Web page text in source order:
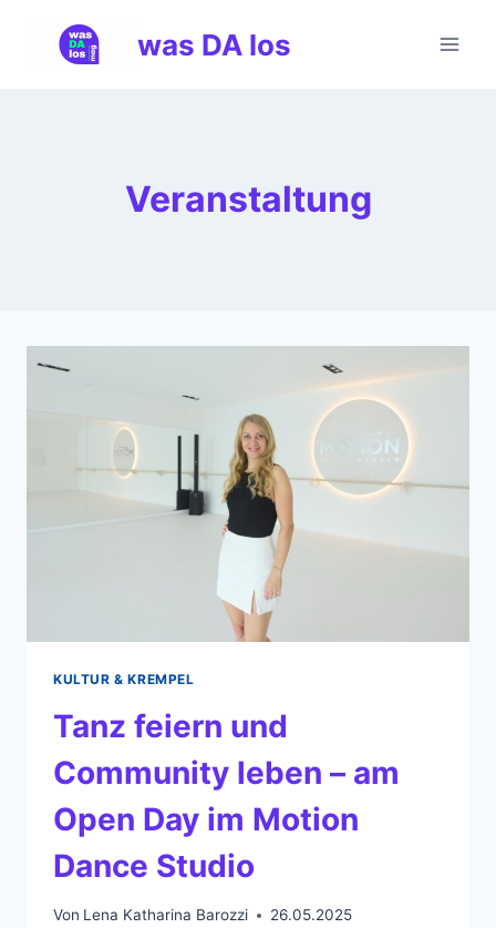
was DA los
Veranstaltung
KULTUR & KREMPEL
Tanz feiern und
Community leben – am
Open Day im Motion
Dance Studio
Von Lena Katharina Barozzi 26.05.2025